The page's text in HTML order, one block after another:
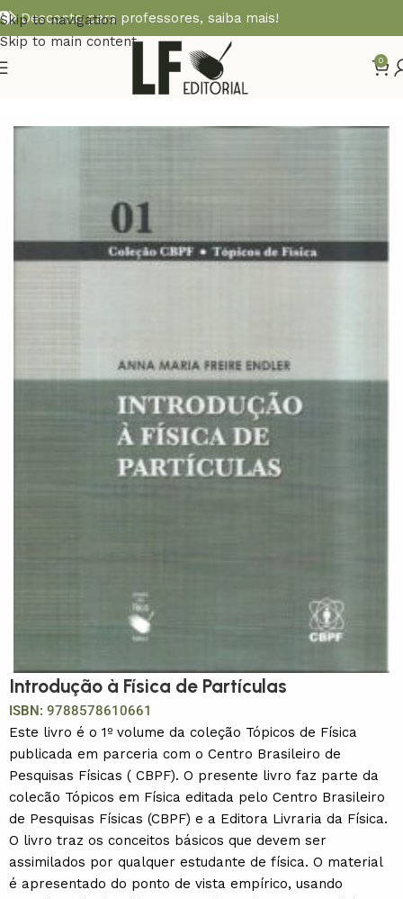
Skip to navigation
Skip to main content
Desconto para professores, saiba mais!
0
Início
Introdução à Física de Partículas
ISBN: 9788578610661
Este livro é o 1º volume da coleção Tópicos de Física
publicada em parceria com o Centro Brasileiro de
Pesquisas Físicas ( CBPF). O presente livro faz parte da
colecão Tópicos em Física editada pelo Centro Brasileiro
de Pesquisas Físicas (CBPF) e a Editora Livraria da Física.
O livro traz os conceitos básicos que devem ser
assimilados por qualquer estudante de física. O material
é apresentado do ponto de vista empírico, usando